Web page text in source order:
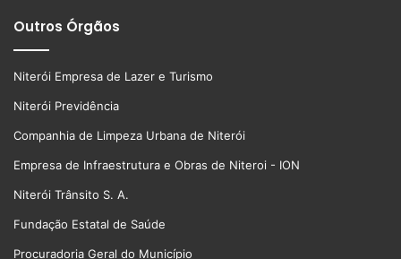
Outros Órgãos
Niterói Empresa de Lazer e Turismo
Niterói Previdência
Companhia de Limpeza Urbana de Niterói
Empresa de Infraestrutura e Obras de Niteroi - ION
Niterói Trânsito S. A.
Fundação Estatal de Saúde
Procuradoria Geral do Município